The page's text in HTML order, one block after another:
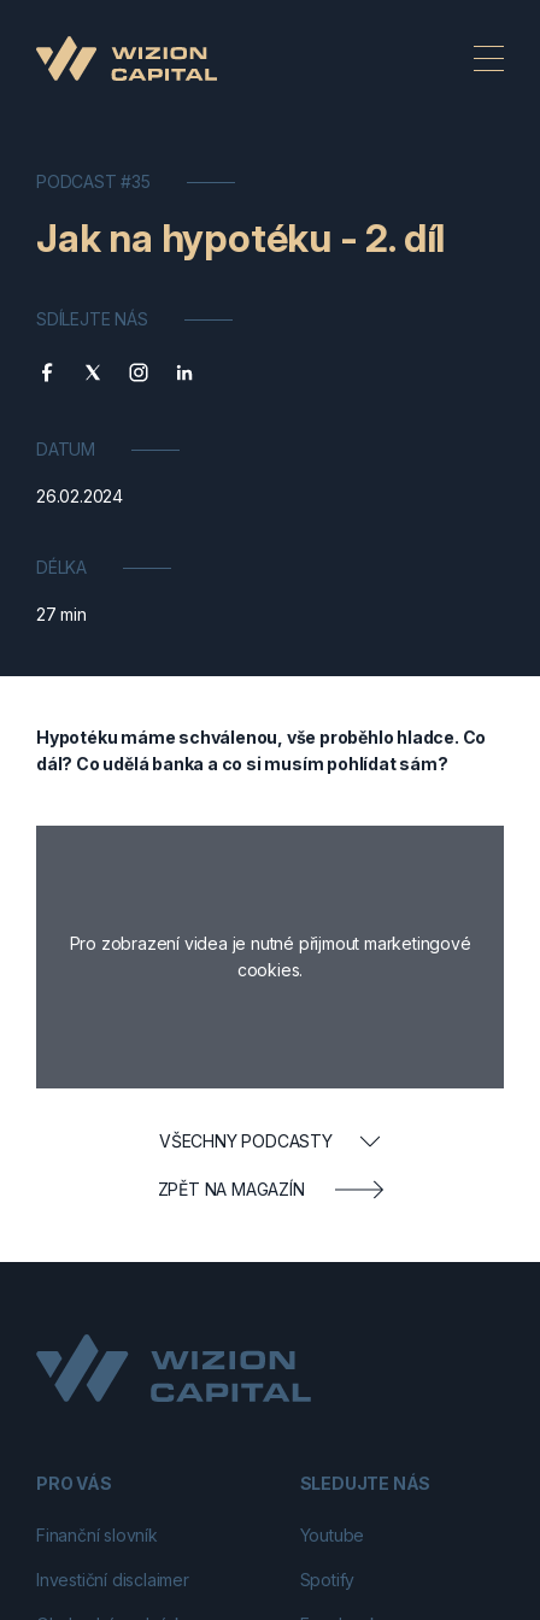
PODCAST #35
Jak na hypotéku - 2. díl
SDÍLEJTE NÁS
DATUM
26.02.2024
DÉLKA
27 min
Hypotéku máme schválenou, vše proběhlo hladce. Co
dál? Co udělá banka a co si musím pohlídat sám?
Pro zobrazení videa je nutné přijmout marketingové
cookies.
VŠECHNY PODCASTY
ZPĚT NA MAGAZÍN
PRO VÁS
Finanční slovník
Investiční disclaimer
SLEDUJTE NÁS
Youtube
Spotify